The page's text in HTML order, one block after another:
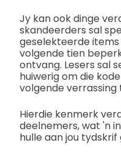
Jy kan ook dinge
skandeerders sal
geselekteerde
volgende tien
ontvang. Lesers sal
huiwerig om die
volgende verrassing
Hierdie kenmerk
deelnemers, wat 'n
hulle aan jou